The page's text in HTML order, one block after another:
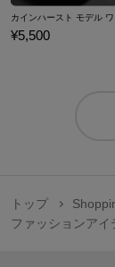
¥5,500
トップ
ファッションアイ